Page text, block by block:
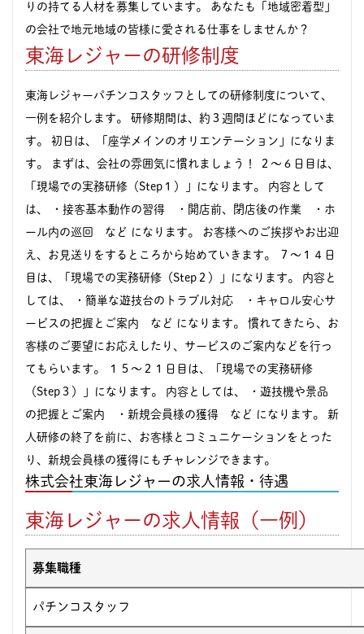
りの持てる人材を募集しています。 あなたも「地域密着型」
の会社で地元地域の皆様に愛される仕事をしませんか？
東海レジャーの研修制度
東海レジャーパチンコスタッフとしての研修制度について、
一例を紹介します。 研修期間は、約３週間ほどになっていま
す。 初日は、「座学メインのオリエンテーション」になりま
す。 まずは、会社の雰囲気に慣れましょう！ ２～６日目は、
「現場での実務研修（Step１）」になります。 内容として
は、 ・接客基本動作の習得 ・開店前、閉店後の作業 ・ホ
ール内の巡回 など になります。 お客様へのご挨拶やお出迎
え、お見送りをするところから始めていきます。 ７～１４日
目は、「現場での実務研修（Step２）」になります。 内容と
しては、 ・簡単な遊技台のトラブル対応 ・キャロル安心サ
ービスの把握とご案内 など になります。 慣れてきたら、お
客様のご要望にお応えしたり、サービスのご案内などを行っ
てもらいます。 １５～２１日目は、「現場での実務研修
（Step３）」になります。 内容としては、 ・遊技機や景品
の把握とご案内 ・新規会員様の獲得 など になります。 新
人研修の終了を前に、お客様とコミュニケーションをとった
り、新規会員様の獲得にもチャレンジできます。
株式会社東海レジャーの求人情報・待遇
東海レジャーの求人情報（一例）
募集職種
パチンコスタッフ